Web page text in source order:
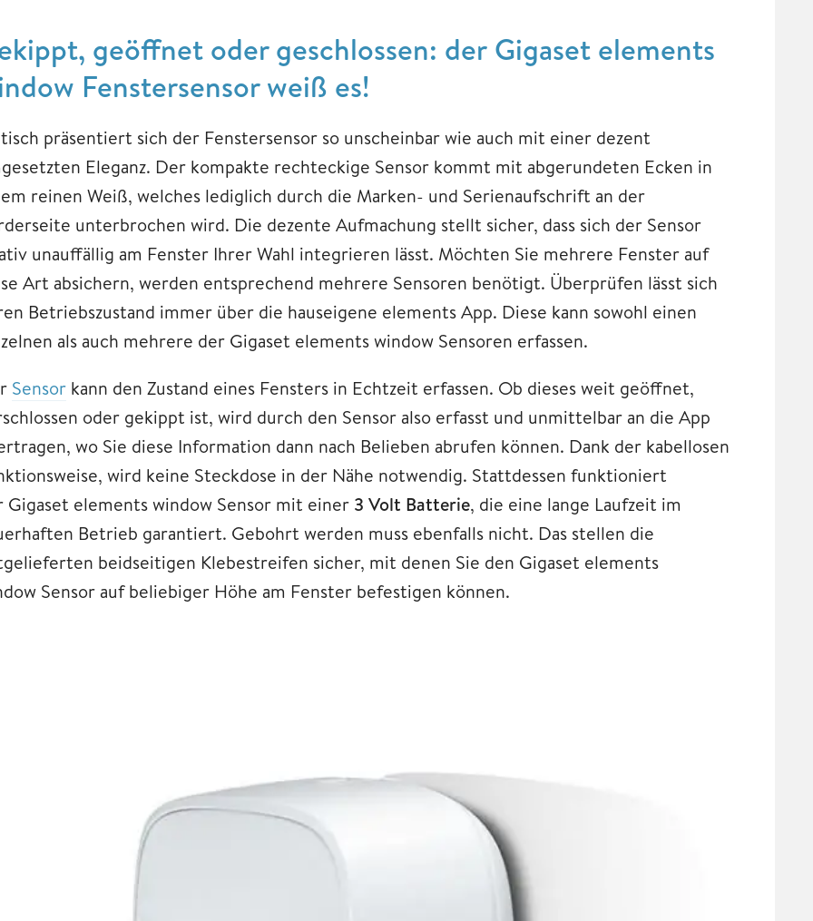
geöffnet oder geschlossen: der Gigaset elements
Fenstersensor weiß es!
präsentiert sich der Fenstersensor so unscheinbar wie auch mit einer dezent
Eleganz. Der kompakte rechteckige Sensor kommt mit abgerundeten Ecken in
reinen Weiß, welches lediglich durch die Marken- und Serienaufschrift an der
unterbrochen wird. Die dezente Aufmachung stellt sicher, dass sich der Sensor
unauffällig am Fenster Ihrer Wahl integrieren lässt. Möchten Sie mehrere Fenster auf
Art absichern, werden entsprechend mehrere Sensoren benötigt. Überprüfen lässt sich
Betriebszustand immer über die hauseigene elements App. Diese kann sowohl einen
als auch mehrere der Gigaset elements window Sensoren erfassen.
Sensor kann den Zustand eines Fensters in Echtzeit erfassen. Ob dieses weit geöffnet,
oder gekippt ist, wird durch den Sensor also erfasst und unmittelbar an die App
wo Sie diese Information dann nach Belieben abrufen können. Dank der kabellosen
wird keine Steckdose in der Nähe notwendig. Stattdessen funktioniert
Gigaset elements window Sensor mit einer 3 Volt Batterie, die eine lange Laufzeit im
Betrieb garantiert. Gebohrt werden muss ebenfalls nicht. Das stellen die
beidseitigen Klebestreifen sicher, mit denen Sie den Gigaset elements
Sensor auf beliebiger Höhe am Fenster befestigen können.